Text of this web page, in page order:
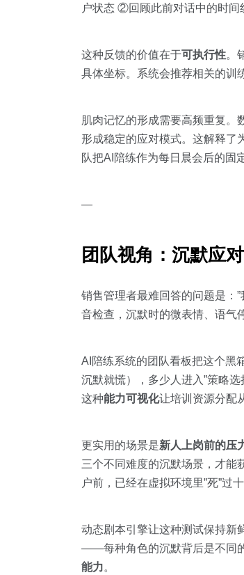
户状态 ②回顾此前对话中的时间
这种反馈的价值在于可执行性。
具体坐标。系统会推荐相关的训
肌肉记忆的形成需要高频重复。
形成稳定的应对模式。这解释了
队把AI陪练作为每日晨会后的固
—
团队视角：沉默应
销售管理者最难回答的问题是：
音检查，沉默时的微表情、语气
AI陪练系统的团队看板把这个黑
沉默就慌），多少人进入”策略
这种能力可视化让培训资源分配
更实用的场景是新人上岗前的压
三个不同难度的沉默场景，才能
户前，已经在虚拟环境里”死”过十
动态剧本引擎让这种测试保持新
——每种角色的沉默背后是不同
能力。